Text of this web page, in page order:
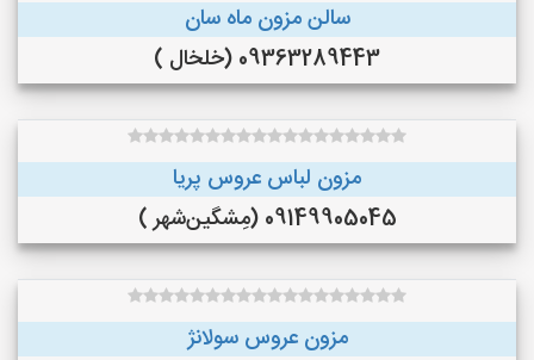
سالن مزون ماه سان
09363289443 (خلخال )
مزون لباس عروس پریا
09149905045 (مِشگین‌شهر )
مزون عروس سولانژ